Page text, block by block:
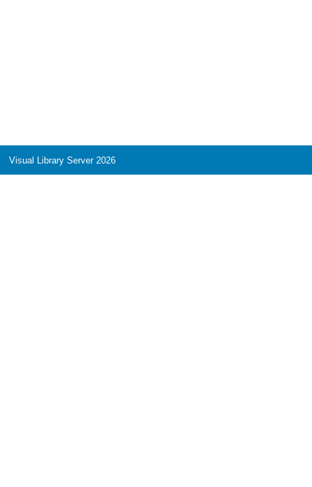
Visual Library Server 2026